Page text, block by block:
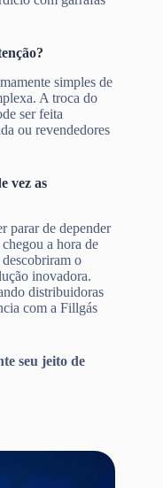
simples de
A troca do
ser feita
ou revendedores
vez as
parar de depender
a hora de
o
inovadora.
distribuidoras
com a Fillgás
seu jeito de